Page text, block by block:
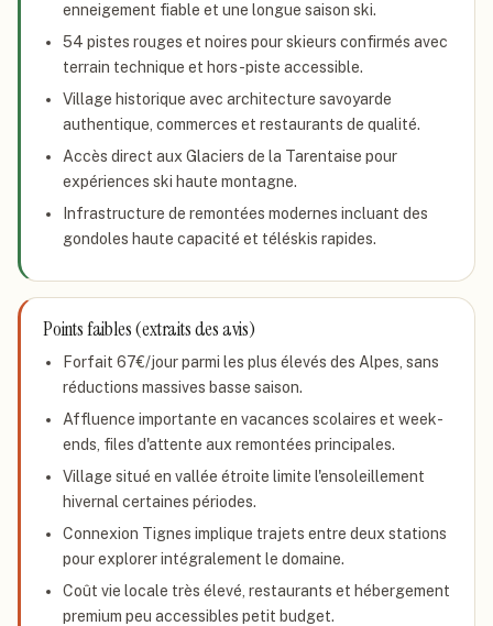
enneigement fiable et une longue saison ski.
54 pistes rouges et noires pour skieurs confirmés avec
terrain technique et hors-piste accessible.
Village historique avec architecture savoyarde
authentique, commerces et restaurants de qualité.
Accès direct aux Glaciers de la Tarentaise pour
expériences ski haute montagne.
Infrastructure de remontées modernes incluant des
gondoles haute capacité et téléskis rapides.
Points faibles (extraits des avis)
Forfait 67€/jour parmi les plus élevés des Alpes, sans
réductions massives basse saison.
Affluence importante en vacances scolaires et week-
ends, files d'attente aux remontées principales.
Village situé en vallée étroite limite l'ensoleillement
hivernal certaines périodes.
Connexion Tignes implique trajets entre deux stations
pour explorer intégralement le domaine.
Coût vie locale très élevé, restaurants et hébergement
premium peu accessibles petit budget.